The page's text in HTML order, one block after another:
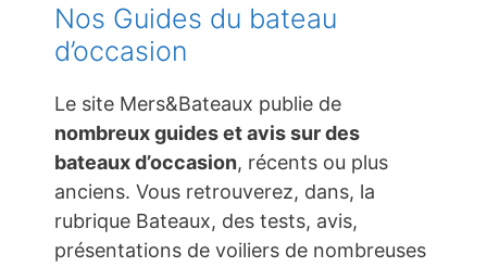
Nos Guides du bateau
d’occasion
Le site Mers&Bateaux publie de
nombreux guides et avis sur des
bateaux d’occasion, récents ou plus
anciens. Vous retrouverez, dans, la
rubrique Bateaux, des tests, avis,
présentations de voiliers de nombreuses